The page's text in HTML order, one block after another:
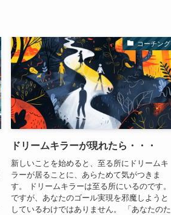
コーチング
ドリームキラーが現れたら・・・
新しいことを始めると、至る所にドリームキ
ラーが居ることに、あらためて気がつきま
す。 ドリームキラーは至る所にいるのです。
ですが、あなたのゴール実現を邪魔しようと
しているわけではありません。 「あなたのた